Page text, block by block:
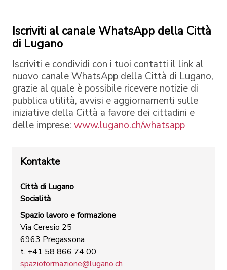
Iscriviti al canale WhatsApp della Città
di Lugano
Iscriviti e condividi con i tuoi contatti il link al
nuovo canale WhatsApp della Città di Lugano,
grazie al quale è possibile ricevere notizie di
pubblica utilità, avvisi e aggiornamenti sulle
iniziative della Città a favore dei cittadini e
delle imprese: www.lugano.ch/whatsapp
Kontakte
Città di Lugano
Socialità
Spazio lavoro e formazione
Via Ceresio 25
6963 Pregassona
t. +41 58 866 74 00
spazioformazione@lugano.ch